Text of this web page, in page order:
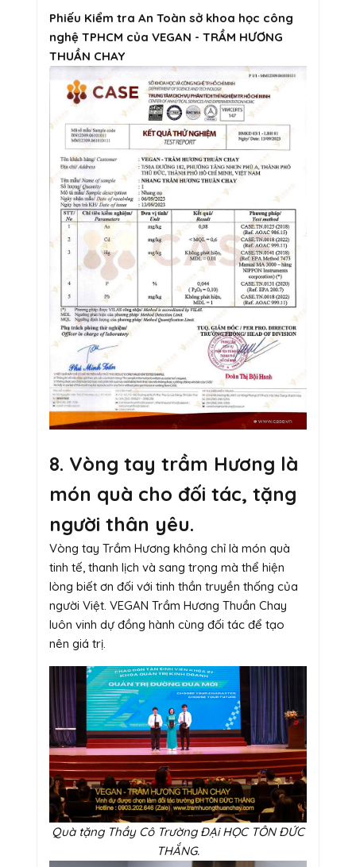
Phiếu Kiểm tra An Toàn sở khoa học công
nghệ TPHCM của VEGAN - TRẦM HƯƠNG
THUẦN CHAY
8. Vòng tay trầm Hương là
món quà cho đối tác, tặng
người thân yêu.
Vòng tay Trầm Hương không chỉ là món quà
tinh tế, thanh lịch và sang trọng mà thể hiện
lòng biết ơn đối với tinh thần truyền thống của
người Việt. VEGAN Trầm Hương Thuần Chay
luôn vinh dự đồng hành cùng đối tác để tạo
nên giá trị.
Quà tặng Thầy Cô Trường ĐẠi HỌC TÔN ĐỨC
THẮNG.